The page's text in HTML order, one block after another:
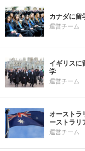
カナダに留
運営チーム
イギリスに
学
運営チーム
オーストラ
ーストラリ
運営チーム